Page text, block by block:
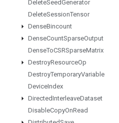
DeleteSeedGenerator
DeleteSessionTensor
DenseBincount
DenseCountSparseOutput
DenseToCSRSparseMatrix
DestroyResourceOp
DestroyTemporaryVariable
DeviceIndex
DirectedInterleaveDataset
DisableCopyOnRead